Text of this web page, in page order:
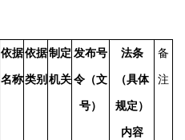
依据
名称
依据
类别
制定
机关
发布号
令（文
号）
法条
（具体
规定）
内容
备
注